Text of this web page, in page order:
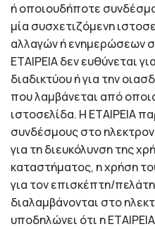
ή οποιουδήποτε
μία συσχετιζόμενη
αλλαγών ή ενημερώσεων
EΤΑΙΡΕΙΑ δεν ευθύνεται
διαδικτύου ή για την
που λαμβάνεται από
ιστοσελίδα. Η ΕΤΑΙΡΕΙΑ
συνδέσμους στο
για τη διευκόλυνση της
καταστήματος, η χρήση
για τον επισκέπτη/πελάτη
διαλαμβάνονται στο
υποδηλώνει ότι η